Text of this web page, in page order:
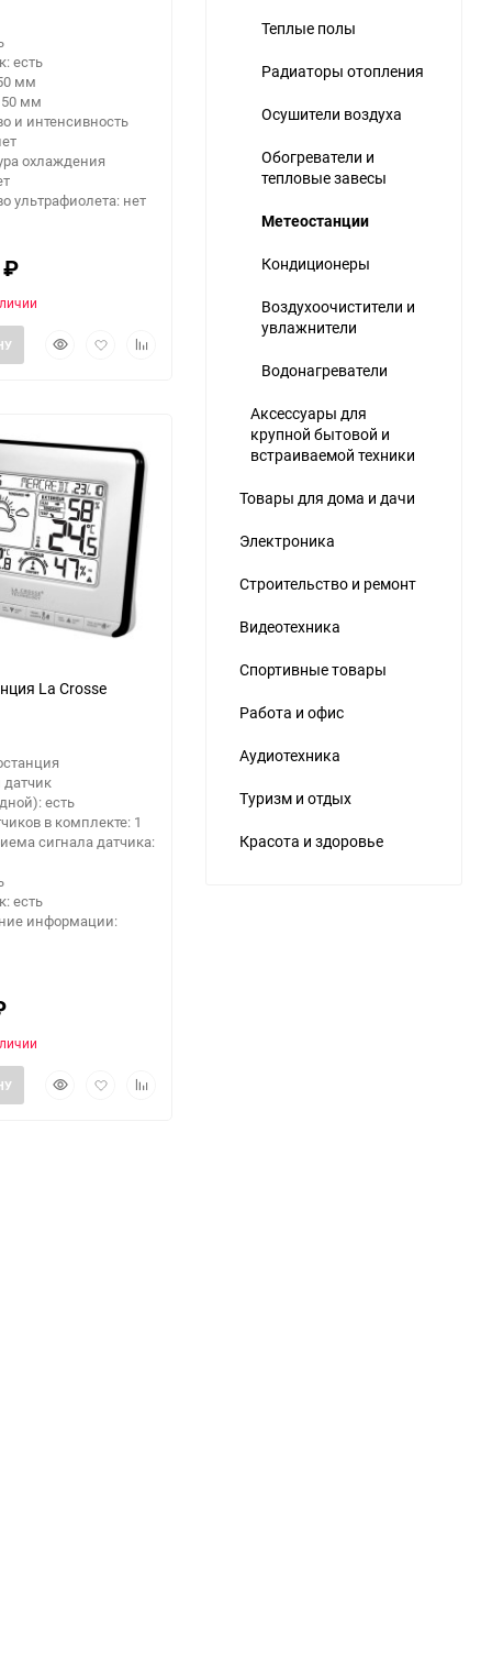
есть
мм
мм
и интенсивность
охлаждения
ультрафиолета: нет
₽
БыстрыйДобавитьДобавить
La Crosse
есть
в комплекте: 1
сигнала датчика:
есть
информации:
БыстрыйДобавитьДобавить
Теплые полы
Радиаторы отопления
Осушители воздуха
Обогреватели и
тепловые завесы
Метеостанции
Кондиционеры
Воздухоочистители и
увлажнители
Водонагреватели
Аксессуары для
крупной бытовой и
встраиваемой техники
Товары для дома и дачи
Электроника
Строительство и ремонт
Видеотехника
Спортивные товары
Работа и офис
Аудиотехника
Туризм и отдых
Красота и здоровье